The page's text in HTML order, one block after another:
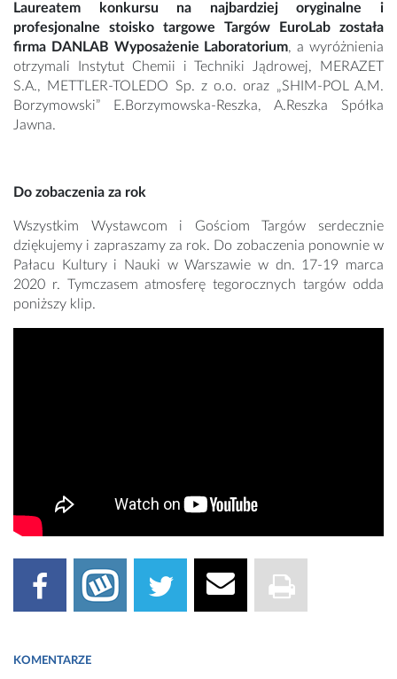
Laureatem konkursu na najbardziej oryginalne i
profesjonalne stoisko targowe Targów EuroLab została
firma DANLAB Wyposażenie Laboratorium, a wyróżnienia
otrzymali Instytut Chemii i Techniki Jądrowej, MERAZET
S.A., METTLER-TOLEDO Sp. z o.o. oraz „SHIM-POL A.M.
Borzymowski” E.Borzymowska-Reszka, A.Reszka Spółka
Jawna.
Do zobaczenia za rok
Wszystkim Wystawcom i Gościom Targów serdecznie
dziękujemy i zapraszamy za rok. Do zobaczenia ponownie w
Pałacu Kultury i Nauki w Warszawie w dn. 17-19 marca
2020 r. Tymczasem atmosferę tegorocznych targów odda
poniższy klip.
KOMENTARZE